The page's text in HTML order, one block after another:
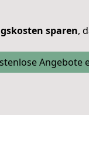
sparen,
Angebote